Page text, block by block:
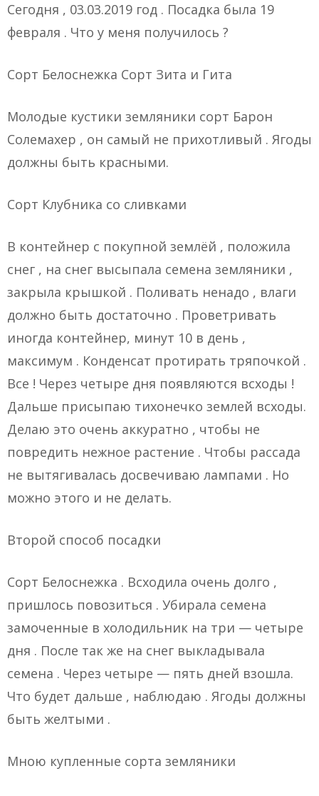
Сегодня , 03.03.2019 год . Посадка была 19
февраля . Что у меня получилось ?
Сорт Белоснежка Сорт Зита и Гита
Молодые кустики земляники сорт Барон
Солемахер , он самый не прихотливый . Ягоды
должны быть красными.
Сорт Клубника со сливками
В контейнер с покупной землёй , положила
снег , на снег высыпала семена земляники ,
закрыла крышкой . Поливать ненадо , влаги
должно быть достаточно . Проветривать
иногда контейнер, минут 10 в день ,
максимум . Конденсат протирать тряпочкой .
Все ! Через четыре дня появляются всходы !
Дальше присыпаю тихонечко землей всходы.
Делаю это очень аккуратно , чтобы не
повредить нежное растение . Чтобы рассада
не вытягивалась досвечиваю лампами . Но
можно этого и не делать.
Второй способ посадки
Сорт Белоснежка . Всходила очень долго ,
пришлось повозиться . Убирала семена
замоченные в холодильник на три — четыре
дня . После так же на снег выкладывала
семена . Через четыре — пять дней взошла.
Что будет дальше , наблюдаю . Ягоды должны
быть желтыми .
Мною купленные сорта земляники